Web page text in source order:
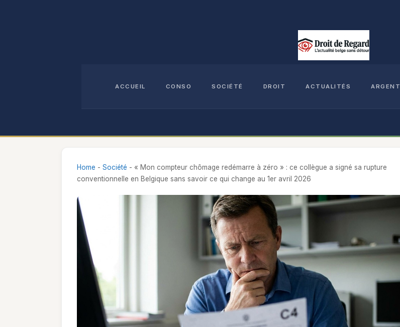
ACCUEIL CONSO SOCIÉTÉ DROIT ACTUALITÉS ARGENT
Home - Société - « Mon compteur chômage redémarre à zéro » : ce collègue a signé sa rupture
conventionnelle en Belgique sans savoir ce qui change au 1er avril 2026